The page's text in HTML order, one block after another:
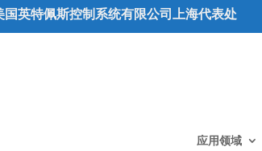
国英特佩斯控制系统有限公司上海代表处
应用领域